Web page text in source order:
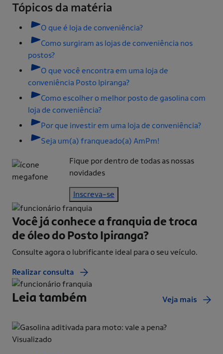
Tópicos da matéria
O que é loja de conveniência?
Como surgiram as lojas de conveniência nos
postos?
O que você encontra em uma loja de
conveniência Posto Ipiranga?
Como escolher o melhor posto de gasolina com
loja de conveniência?
Por que investir em uma loja de conveniência?
Seja um(a) franqueado(a) AmPm!
Fique por dentro de todas as nossas
novidades
Inscreva-se
Você já conhece a franquia detroca
de óleo do Posto Ipiranga?
Consulte agora o lubrificante ideal para o seu veículo.
Realizar consulta
Leia também Veja mais
Visualizado